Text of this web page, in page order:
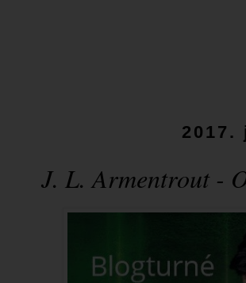
J. L. Armentrout -